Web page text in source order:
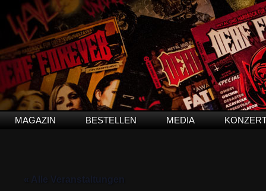
MAGAZIN BESTELLEN MEDIA
« Alle Veranstaltungen